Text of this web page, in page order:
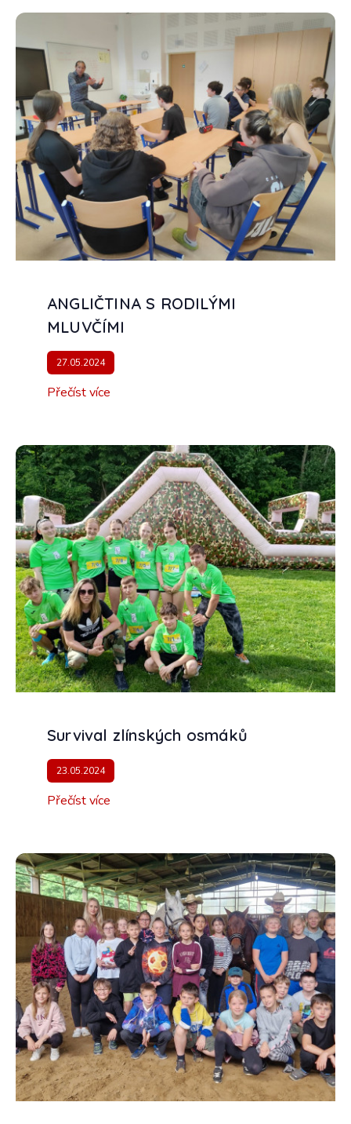
ANGLIČTINA S RODILÝMI
MLUVČÍMI
27.05.2024
Přečíst více
Survival zlínských osmáků
23.05.2024
Přečíst více